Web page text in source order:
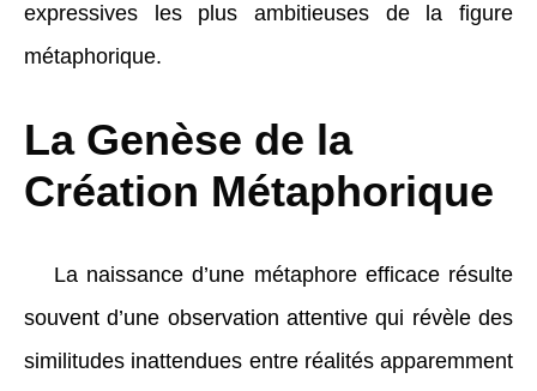
expressives les plus ambitieuses de la figure
métaphorique.
La Genèse de la
Création Métaphorique
La naissance d’une métaphore efficace résulte
souvent d’une observation attentive qui révèle des
similitudes inattendues entre réalités apparemment